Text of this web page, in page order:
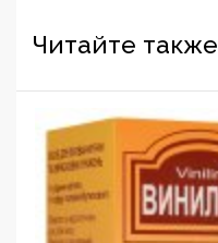
Читайте также